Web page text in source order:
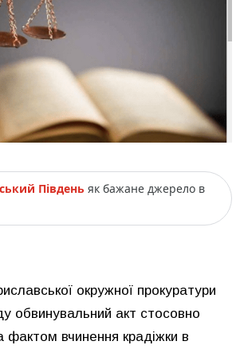
Південь як бажане джерело в
окружної прокуратури
обвинувальний акт стосовно
фактом вчинення крадіжки в